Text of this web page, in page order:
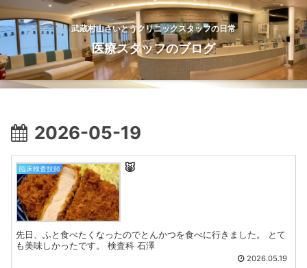
武蔵村山さいとうクリニックスタッフの日常
医療スタッフのブログ
2026-05-19
臨床検査技師 🐷
先日、ふと食べたくなったのでとんかつを食べに行きました。 とて
も美味しかったです。 検査科 石澤
2026.05.19